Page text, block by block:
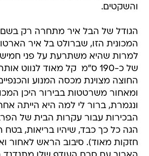
והשקטים.
הגודל של הבל איר מתחרה רק
המכונית הזו, שברולט בל איר
למרות שהיא משתרעת על פני
של כ-190 ס"מ  קל מאוד לנווט
החוצה מצוינת מכסה המנוע
ומאחור משרטטות בבירור היכן
ונגמרת, ברור לי למה היא הייתה
הבכירות עבור עקרות הבית של
הגה כל כך כבד, שיהיו בריאות, בטח
חזקות מאוד). סיבוב הראש לאחור